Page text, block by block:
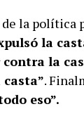
la política
la
la
.
eso”.